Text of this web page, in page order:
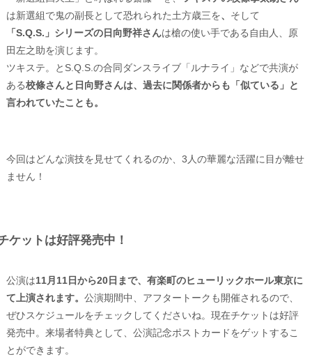
は新選組で鬼の副長として恐れられた土方歳三を、 そして
「S.Q.S.」シリーズの日向野祥さんは槍の使い手である自由人、原
田左之助を演じます。
ツキステ。とS.Q.S.の合同ダンスライブ「ルナライ」などで共演が
ある校條さんと日向野さんは、過去に関係者からも「似ている」と
言われていたことも。
今回はどんな演技を見せてくれるのか、3人の華麗な活躍に目が離せ
ません！
ケットは好評発売中！
公演は11月11日から20日まで、有楽町のヒューリックホール東京に
て上演されます。 公演期間中、アフタートークも開催されるので、
ぜひスケジュールをチェックしてくださいね。現在チケットは好評
発売中。来場者特典として、公演記念ポストカードをゲットするこ
とができます。